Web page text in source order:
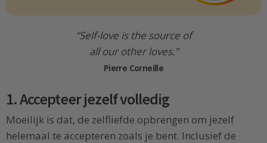
“Self-love is the source of
all our other loves.”
Pierre Corneille
1. Accepteer jezelf volledig
Moeilijk is dat, de zelfliefde opbrengen om jezelf
helemaal te accepteren zoals je bent. Inclusief de